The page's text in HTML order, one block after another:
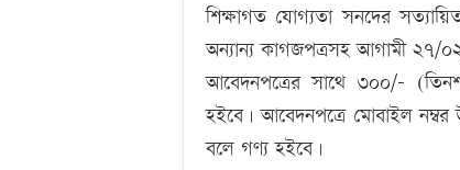
শিক্ষাগত যোগ্যতা সনদের
অন্যান্য কাগজপত্রসহ আগামী ২৭/
আবেদনপত্রের সাথে ৩০০/-
হইবে। আবেদনপত্রে মোবাইল
বলে গণ্য হইবে।